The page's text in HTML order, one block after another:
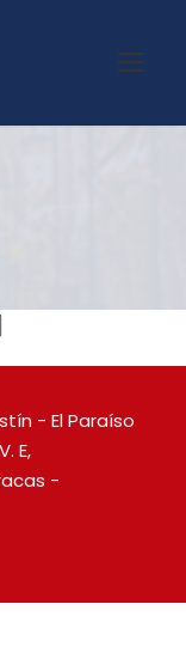
- El Paraíso
E,
-